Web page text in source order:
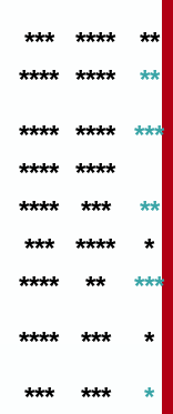
*** **** **
**** **** **
**** **** ***
**** ****
**** *** **
*** **** *
**** ** ***
**** *** *
*** *** *